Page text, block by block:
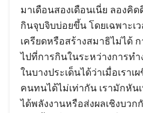
มาเดือนสองเดือนเนี่ย ลองคิ
กินจุบจิบบ่อยขึ้น โดยเฉพาะเ
เครียดหรือสร้างสมาธิไม่ได้
ไปที่การกินในระหว่างการท
ในบางประเด็นได้ว่าเมื่อเรา
คนทนได้ไม่เท่ากัน เรามักหัน
ได้พลังงานหรือส่งผลเชิงบวก